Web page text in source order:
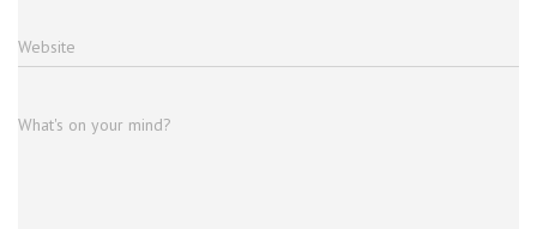
Website
What's on your mind?